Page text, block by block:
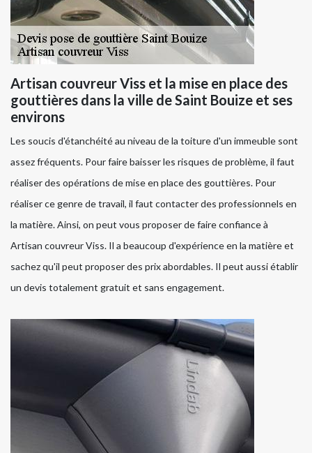
Artisan couvreur Viss et la mise en place des
gouttières dans la ville de Saint Bouize et ses
environs
Les soucis d'étanchéité au niveau de la toiture d'un immeuble sont
assez fréquents. Pour faire baisser les risques de problème, il faut
réaliser des opérations de mise en place des gouttières. Pour
réaliser ce genre de travail, il faut contacter des professionnels en
la matière. Ainsi, on peut vous proposer de faire confiance à
Artisan couvreur Viss. Il a beaucoup d'expérience en la matière et
sachez qu'il peut proposer des prix abordables. Il peut aussi établir
un devis totalement gratuit et sans engagement.